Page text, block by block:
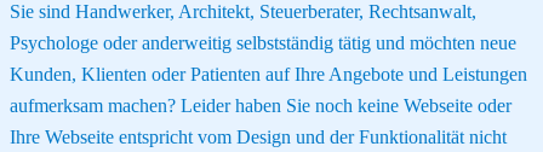
Sie sind Handwerker, Architekt, Steuerberater, Rechtsanwalt,
Psychologe oder anderweitig selbstständig tätig und möchten neue
Kunden, Klienten oder Patienten auf Ihre Angebote und Leistungen
aufmerksam machen? Leider haben Sie noch keine Webseite oder
Ihre Webseite entspricht vom Design und der Funktionalität nicht